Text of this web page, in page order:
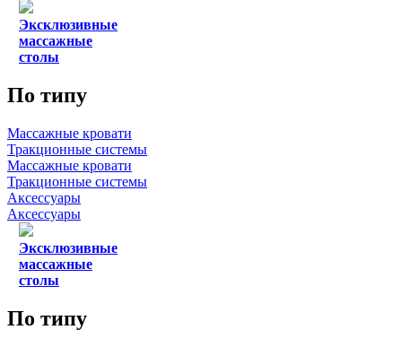
Эксклюзивные
массажные
столы
По типу
Массажные кровати
Тракционные системы
Массажные кровати
Тракционные системы
Аксессуары
Аксессуары
Эксклюзивные
массажные
столы
По типу